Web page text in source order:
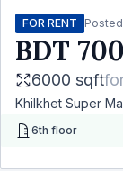
FOR RENT
BDT
6000 sqft
Khilkhet Super
6th floor